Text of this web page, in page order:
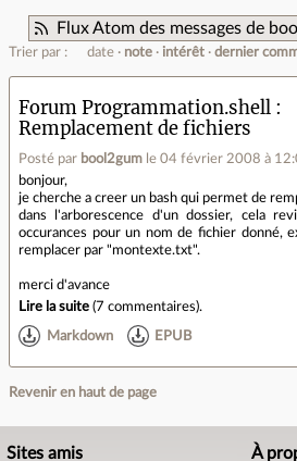
Flux Atom des messages de
Trier par : date note intérêt dernier
Forum Programmation.shell
Remplacement de fichiers
Posté par bool2gum le 04 février 2008 à
bonjour,
je cherche a creer un bash qui permet de
dans l'arborescence d'un dossier, cela
occurances pour un nom de fichier donné,
remplacer par "montexte.txt".
merci d'avance
Lire la suite (7 commentaires).
Markdown EPUB
Revenir en haut de page
Sites amis À